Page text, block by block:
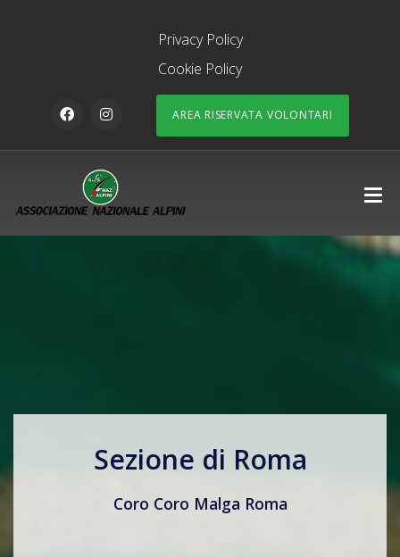
Privacy Policy
Cookie Policy
AREA RISERVATA VOLONTARI
Sezione di Roma
Coro Coro Malga Roma